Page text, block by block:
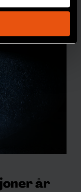
uppgifter
anpassa innehållet
funktioner
Vi
och annan
medier och
med.
med annan
som de har
år